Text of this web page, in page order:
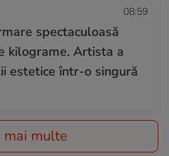
08:59
spectaculoasă
kilograme. Artista a
estetice într-o singură
mai multe